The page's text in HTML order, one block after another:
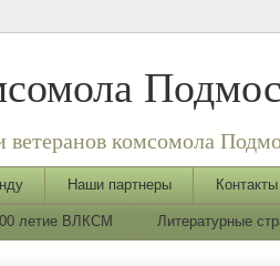
комсомола
Наши партнеры Контакты
летие ВЛКСМ Литературные